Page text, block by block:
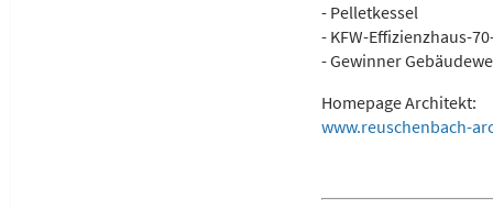
- Pelletkessel
- KFW-Effizienzhaus-
- Gewinner
Homepage Architekt:
www.reuschenbach-